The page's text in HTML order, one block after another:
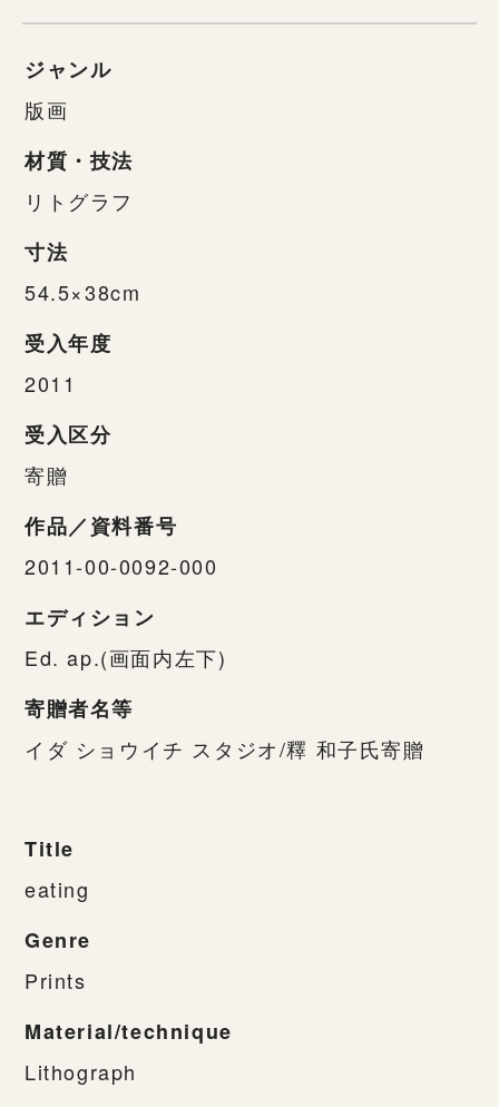
ジャンル
版画
材質・技法
リトグラフ
寸法
54.5×38cm
受入年度
2011
受入区分
寄贈
作品／資料番号
2011-00-0092-000
エディション
Ed. ap.(画面内左下)
寄贈者名等
イダ ショウイチ スタジオ/釋 和子氏寄贈
Title
eating
Genre
Prints
Material/technique
Lithograph